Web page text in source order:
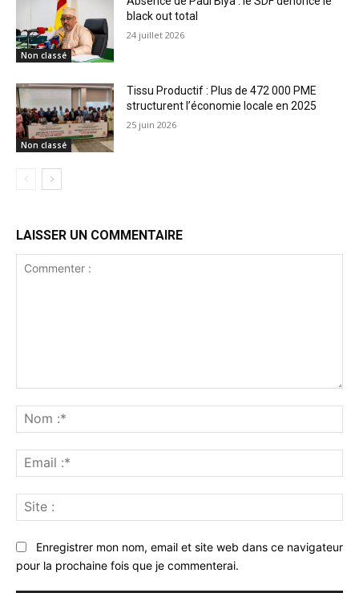
Non classé
black out total
24 juillet 2026
Non classé
Tissu Productif : Plus de 472 000 PME
structurent l’économie locale en 2025
25 juin 2026
LAISSER UN COMMENTAIRE
:*
:*
:
Enregistrer mon nom, email et site web dans ce navigateur
pour la prochaine fois que je commenterai.